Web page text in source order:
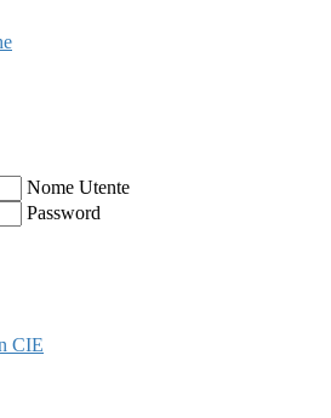
Nome Utente
Password
CIE